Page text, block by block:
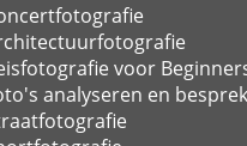
voor
analyseren en